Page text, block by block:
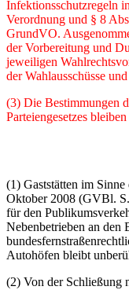
Infektionsschutzregeln
Verordnung und § 8
GrundVO.
der Vorbereitung und
jeweiligen
der Wahlausschüsse
(3) Die Bestimmungen
Parteiengesetzes
(1) Gaststätten im Sinne
Oktober 2008 (GVBl.
für den
Nebenbetrieben an den
Autohöfen bleibt
(2) Von der Schließung